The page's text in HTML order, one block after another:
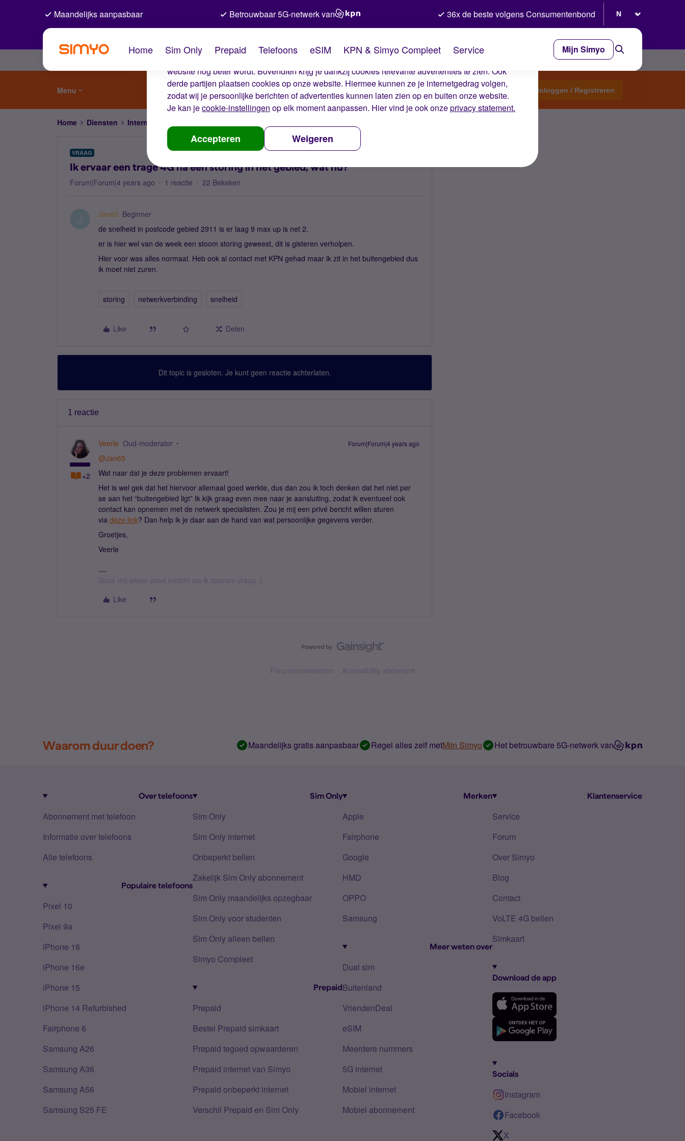
De cookies van Simyo
Wij gebruiken cookies op onze website. Met deze cookies zorgen wij ervoor dat je ervaring op de
website nog beter wordt. Bovendien krijg je dankzij cookies relevante advertenties te zien. Ook
derde partijen plaatsen cookies op onze website. Hiermee kunnen ze je internetgedrag volgen,
zodat wij je persoonlijke berichten of advertenties kunnen laten zien op en buiten onze website.
Je kan jecookie-instellingen op elk moment aanpassen. Hier vind je ook onzeprivacy statement.
Accepteren Weigeren
Maandelijks aanpasbaar Betrouwbaar 5G-netwerk van 36x de beste volgens Consumentenbond
Home Sim Only Prepaid Telefoons eSIM KPN & Simyo Compleet Service Mijn Simyo
Menu Start een topic Inloggen / Registreren
Home Diensten Internet, 4G en 5G
VRAAG
Ik ervaar een trage 4G na een storing in het gebied, wat nu?
Forum|Forum|4 years ago 1 reactie 22 Bekeken
J Jan65 Beginner
de snelheid in postcode gebied 2911 is er laag 9 max up is net 2.
er is hier wel van de week een stoom storing geweest, dit is gisteren verholpen.
Hier voor was alles normaal. Heb ook al contact met KPN gehad maar ik zit in het buitengebied dus
ik moet niet zuren.
storing netwerkverbinding snelheid
Like Delen
Dit topic is gesloten. Je kunt geen reactie achterlaten.
1 reactie
+2
Veerle Oud-moderator Forum|Forum|4 years ago
@Jan65
Wat naar dat je deze problemen ervaart!
Het is wel gek dat het hiervoor allemaal goed werkte, dus dan zou ik toch denken dat het niet per
se aan het “buitengebied ligt” Ik kijk graag even mee naar je aansluiting, zodat ik eventueel ook
contact kan opnemen met de netwerk specialisten. Zou je mij een privé bericht willen sturen
via deze link? Dan help ik je daar aan de hand van wat persoonlijke gegevens verder.
Groetjes,
Veerle
Stuur mij alleen privé bericht als ik daarom vraag :)
Like
Forumvoorwaarden Accessibility statement
Waarom duur doen? Maandelijks gratis aanpasbaar Regel alles zelf metMijn Simyo Het betrouwbare 5G-netwerk van
Over telefoons
Abonnement met telefoon
Informatie over telefoons
Alle telefoons
Populaire telefoons
Pixel 10
Pixel 9a
iPhone 16
iPhone 16e
iPhone 15
iPhone 14 Refurbished
Fairphone 6
Samsung A26
Samsung A36
Samsung A56
Samsung S25 FE
Sim Only
Sim Only
Sim Only internet
Onbeperkt bellen
Zakelijk Sim Only abonnement
Sim Only maandelijks opzegbaar
Sim Only voor studenten
Sim Only alleen bellen
Simyo Compleet
Prepaid
Prepaid
Bestel Prepaid simkaart
Prepaid tegoed opwaarderen
Prepaid internet van Simyo
Prepaid onbeperkt internet
Verschil Prepaid en Sim Only
Merken
Apple
Fairphone
Google
HMD
OPPO
Samsung
Meer weten over
Dual sim
Buitenland
VriendenDeal
eSIM
Meerdere nummers
5G internet
Mobiel internet
Mobiel abonnement
Klantenservice
Service
Forum
Over Simyo
Blog
Contact
VoLTE 4G bellen
Simkaart
Download de app
Socials
Instagram
Facebook
X